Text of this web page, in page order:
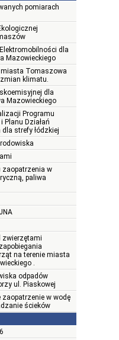
pomiarach
dla
Mazowieckiego
Tomaszowa
klimatu.
dla
Mazowieckiego
Programu
Planu Działań
strefy łódzkiej
zaopatrzenia w
paliwa
zwierzętami
na terenie miasta
.
odpadów
ul. Piaskowej
w wodę
ścieków